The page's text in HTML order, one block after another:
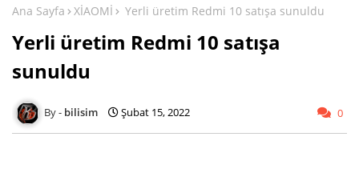
Ana Sayfa XİAOMİ Yerli üretim Redmi 10 satışa sunuldu
Yerli üretim Redmi 10 satışa
sunuldu
bilisim Şubat 15, 2022 0